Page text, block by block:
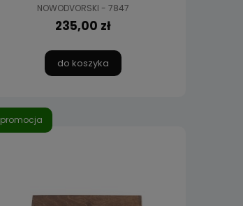
NOWODVORSKI - 7847
235,00 zł
do koszyka
promocja